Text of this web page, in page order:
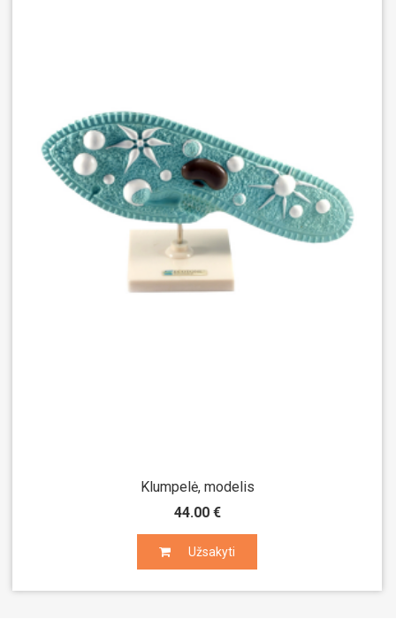
Klumpelė, modelis
44.00 €
Užsakyti
Užsakyti